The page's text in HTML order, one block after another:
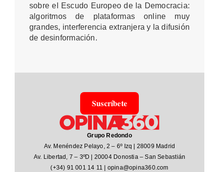
sobre el
Escudo Europeo de la Democracia:
algoritmos de plataformas online muy
grandes, interferencia extranjera y la difusión
de desinformación.
Suscríbete
Grupo Redondo
Av. Menéndez Pelayo, 2 – 6º Izq | 28009 Madrid
Av. Libertad, 7 – 3ºD | 20004 Donostia – San Sebastián
(+34) 91 001 14 11 | opina@opina360.com